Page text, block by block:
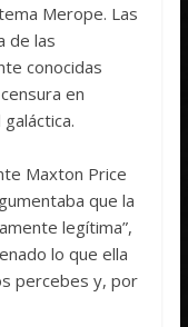
Merope. Las
de las
conocidas
en
Maxton Price
que la
legítima”,
lo que ella
percebes y, por